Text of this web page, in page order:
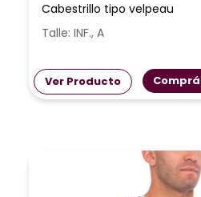
Cabestrillo tipo velpeau
Talle: INF., A
Ver Producto